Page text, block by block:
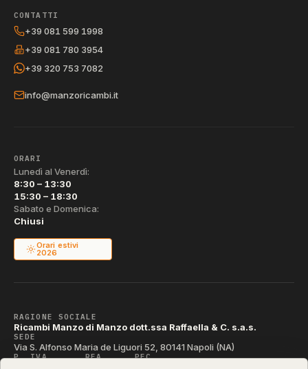
CONTATTI
+39 081 599 1998
+39 081 780 3954
+39 320 753 7082
info@manzoricambi.it
ORARI
Lunedì al Venerdì:
8:30 – 13:30
15:30 – 18:30
Sabato e Domenica:
Chiusi
Orari estivi
2026
RAGIONE SOCIALE
Ricambi Manzo di Manzo dott.ssa Raffaella & C. s.a.s.
SEDE
Via S. Alfonso Maria de Liguori 52, 80141 Napoli (NA)
P. IVA REA PEC